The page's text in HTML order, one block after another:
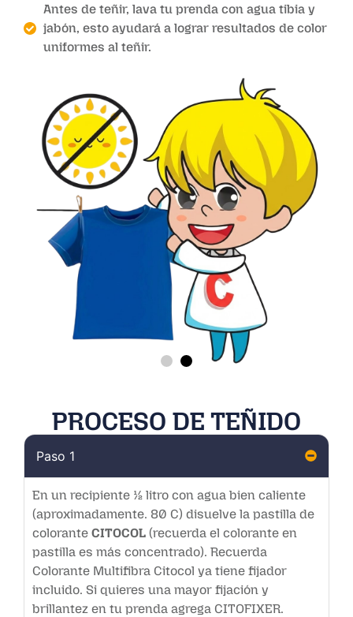
Antes de teñir, lava tu prenda con agua tibia y
jabón, esto ayudará a lograr resultados de color
uniformes al teñir.
PROCESO DE TEÑIDO
Paso 1
En un recipiente ½ litro con agua bien caliente
(aproximadamente. 80 C) disuelve la pastilla de
colorante CITOCOL (recuerda el colorante en
pastilla es más concentrado). Recuerda
Colorante Multifibra Citocol ya tiene fijador
incluido. Si quieres una mayor fijación y
brillantez en tu prenda agrega CITOFIXER.